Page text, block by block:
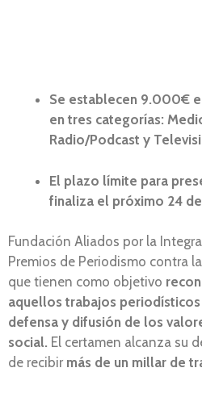
Se establecen 9.000€
en tres categorías:
Radio/Podcast y
El plazo límite para
finaliza el próximo 24
Fundación Aliados por la
Premios de Periodismo contra
que tienen como objetivo
aquellos trabajos
defensa y difusión de los
social. El certamen alcanza su
de recibir más de un millar de